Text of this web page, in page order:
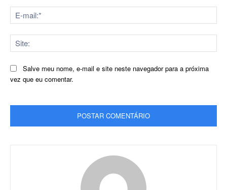
Salve meu nome, e-mail e site neste navegador para a próxima
vez que eu comentar.